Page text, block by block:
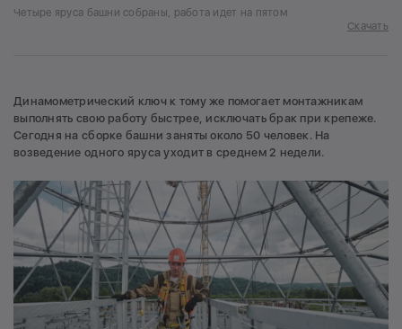
Четыре яруса башни собраны, работа идет на пятом
Скачать
Динамометрический ключ к тому же помогает монтажникам
выполнять свою работу быстрее, исключать брак при крепеже.
Сегодня на сборке башни заняты около 50 человек. На
возведение одного яруса уходит в среднем 2 недели.